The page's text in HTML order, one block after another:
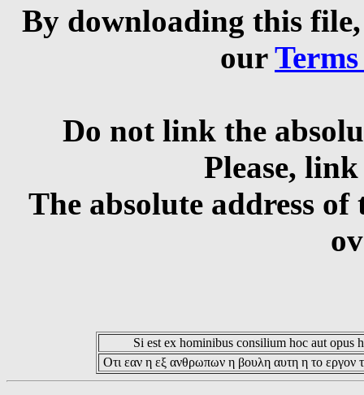
By downloading this
our
Do not link the
Please,
The absolute address
Si est ex hominibus consilium hoc aut opus
Οτι εαν η εξ ανθρωπων η βουλη αυτη η το εργον